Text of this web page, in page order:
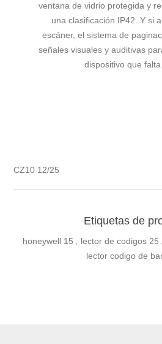
ventana de vidrio protegida y
una clasificación IP42. Y si
escáner, el sistema de
señales visuales y auditivas
dispositivo que
CZ10 12/25
Etiquetas de
honeywell 15 , lector de codigos 25 ,
lector codigo de